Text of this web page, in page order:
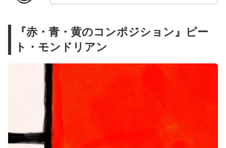
『赤・青・黄のコンポジション』ピー
ト・モンドリアン